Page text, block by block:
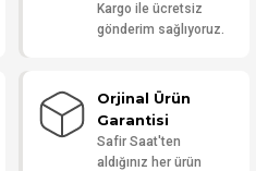
Kargo ile ücretsiz
gönderim sağlıyoruz.
Orjinal Ürün
Garantisi
Safir Saat'ten
aldığınız her ürün